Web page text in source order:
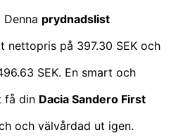
prydnadslist
nettopris på 397.30 SEK och
SEK. En smart och
få din Dacia Sandero First
och välvårdad ut igen.